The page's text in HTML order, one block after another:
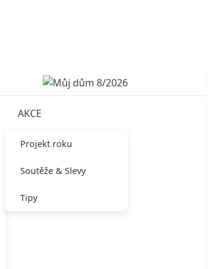
AKCE
Projekt roku
Soutěže & Slevy
Tipy